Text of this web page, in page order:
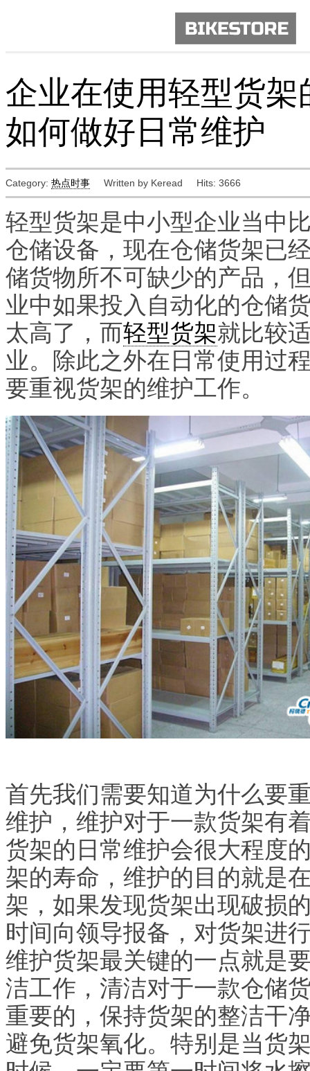
企业在使用轻型货
如何做好日常维护
Category: 热点时事 Written by Keread Hits: 3666
轻型货架是中小型企业当中
仓储设备，现在仓储货架已
储货物所不可缺少的产品，
业中如果投入自动化的仓储
太高了，而轻型货架就比较
业。除此之外在日常使用过
要重视货架的维护工作。
首先我们需要知道为什么要
维护，维护对于一款货架有
货架的日常维护会很大程度
架的寿命，维护的目的就是
架，如果发现货架出现破损
时间向领导报备，对货架进
维护货架最关键的一点就是
洁工作，清洁对于一款仓储
重要的，保持货架的整洁干
避免货架氧化。特别是当货